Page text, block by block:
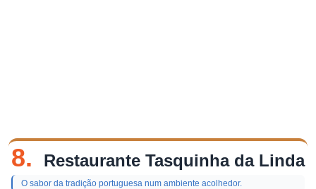
8. Restaurante Tasquinha da Linda
O sabor da tradição portuguesa num ambiente acolhedor.